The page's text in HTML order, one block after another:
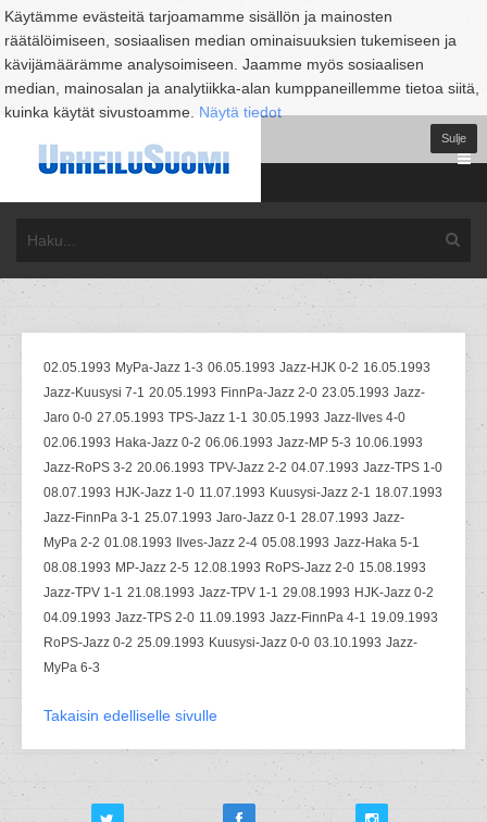
Käytämme evästeitä tarjoamamme sisällön ja mainosten
räätälöimiseen, sosiaalisen median ominaisuuksien tukemiseen ja
kävijämäärämme analysoimiseen. Jaamme myös sosiaalisen
median, mainosalan ja analytiikka-alan kumppaneillemme tietoa siitä,
kuinka käytät sivustoamme. Näytä tiedot
Sulje
02.05.1993 MyPa-Jazz 1-3 06.05.1993 Jazz-HJK 0-2 16.05.1993
Jazz-Kuusysi 7-1 20.05.1993 FinnPa-Jazz 2-0 23.05.1993 Jazz-
Jaro 0-0 27.05.1993 TPS-Jazz 1-1 30.05.1993 Jazz-Ilves 4-0
02.06.1993 Haka-Jazz 0-2 06.06.1993 Jazz-MP 5-3 10.06.1993
Jazz-RoPS 3-2 20.06.1993 TPV-Jazz 2-2 04.07.1993 Jazz-TPS 1-0
08.07.1993 HJK-Jazz 1-0 11.07.1993 Kuusysi-Jazz 2-1 18.07.1993
Jazz-FinnPa 3-1 25.07.1993 Jaro-Jazz 0-1 28.07.1993 Jazz-
MyPa 2-2 01.08.1993 Ilves-Jazz 2-4 05.08.1993 Jazz-Haka 5-1
08.08.1993 MP-Jazz 2-5 12.08.1993 RoPS-Jazz 2-0 15.08.1993
Jazz-TPV 1-1 21.08.1993 Jazz-TPV 1-1 29.08.1993 HJK-Jazz 0-2
04.09.1993 Jazz-TPS 2-0 11.09.1993 Jazz-FinnPa 4-1 19.09.1993
RoPS-Jazz 0-2 25.09.1993 Kuusysi-Jazz 0-0 03.10.1993 Jazz-
MyPa 6-3
Takaisin edelliselle sivulle